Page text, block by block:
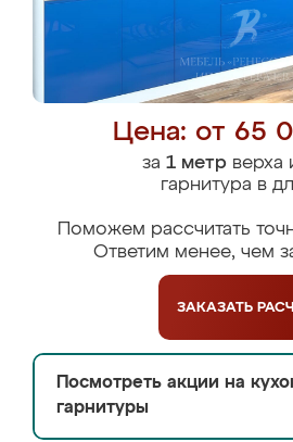
Цена: от 65
за 1 метрверха
гарнитура в
Поможем рассчитать
Ответим менее, чем
ЗАКАЗАТЬ
Посмотреть акции на
гарнитуры